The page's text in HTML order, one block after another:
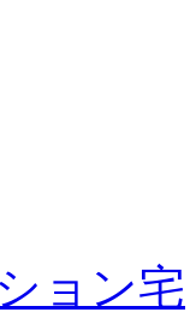
ョン宅